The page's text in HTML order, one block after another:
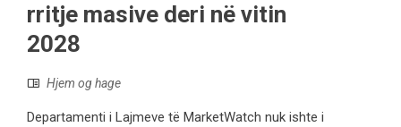
rritje masive deri në vitin
2028
Hjem og hage
Departamenti i Lajmeve të MarketWatch nuk ishte i